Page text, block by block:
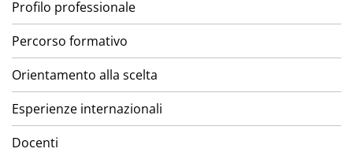
Profilo professionale
Percorso formativo
Orientamento alla scelta
Esperienze internazionali
Docenti